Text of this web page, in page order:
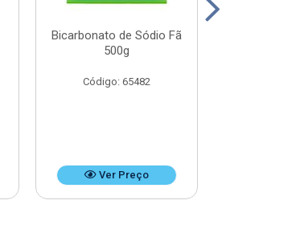
Bicarbonato de Sódio Fã
500g
Código: 65482
Ver Preço